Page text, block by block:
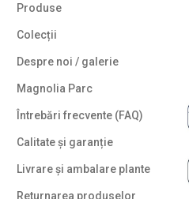
Produse
Colecții
Despre noi / galerie
Magnolia Parc
Întrebări frecvente (FAQ)
Calitate și garanție
Livrare și ambalare plante
Returnarea produselor